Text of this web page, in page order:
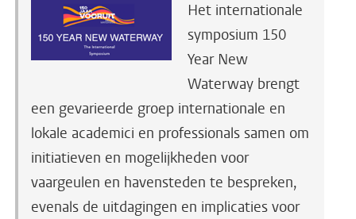
Het internationale
symposium 150
Year New
Waterway brengt
een gevarieerde groep internationale en
lokale academici en professionals samen om
initiatieven en mogelijkheden voor
vaargeulen en havensteden te bespreken,
evenals de uitdagingen en implicaties voor